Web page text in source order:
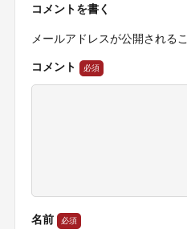
コメントを書く
メールアドレスが公開される
コメント
名前